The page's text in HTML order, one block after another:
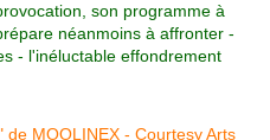
son programme à
néanmoins à affronter -
- l'inéluctable effondrement